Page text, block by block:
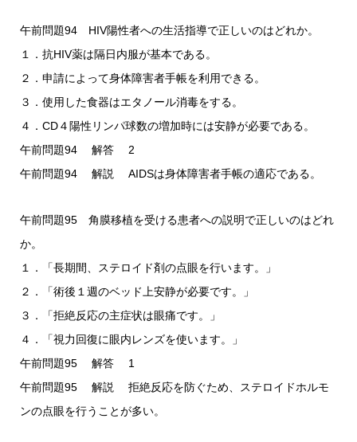
午前問題94 HIV陽性者への生活指導で正しいのはどれか。
１．抗HIV薬は隔日内服が基本である。
２．申請によって身体障害者手帳を利用できる。
３．使用した食器はエタノール消毒をする。
４．CD４陽性リンパ球数の増加時には安静が必要である。
午前問題94 解答 2
午前問題94 解説 AIDSは身体障害者手帳の適応である。
午前問題95 角膜移植を受ける患者への説明で正しいのはどれ
か。
１．「長期間、ステロイド剤の点眼を行います。」
２．「術後１週のベッド上安静が必要です。」
３．「拒絶反応の主症状は眼痛です。」
４．「視力回復に眼内レンズを使います。」
午前問題95 解答 1
午前問題95 解説 拒絶反応を防ぐため、ステロイドホルモ
ンの点眼を行うことが多い。